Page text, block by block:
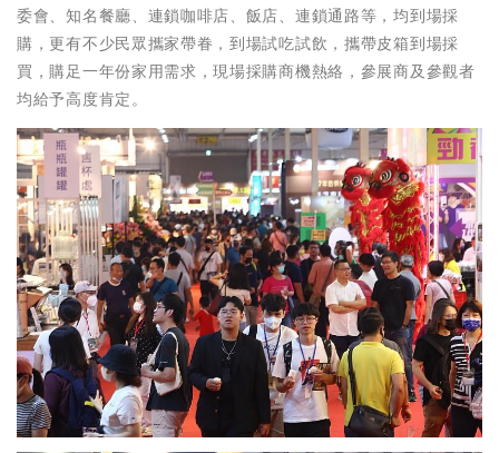
委會、知名餐廳、連鎖咖啡店、飯店、連鎖通路等，均到場採
購，更有不少民眾攜家帶眷，到場試吃試飲，攜帶皮箱到場採
買，購足一年份家用需求，現場採購商機熱絡，參展商及參觀者
均給予高度肯定。